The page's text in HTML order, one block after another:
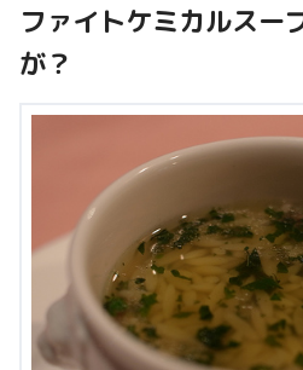
ファイトケミカルスー
が？